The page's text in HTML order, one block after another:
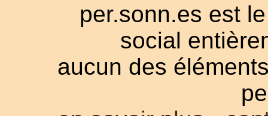
per.sonn.es est
social
aucun des